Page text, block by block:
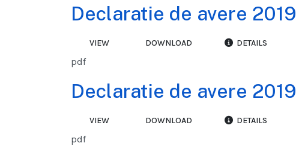
Declaratie de avere 2019
VIEW DOWNLOAD DETAILS
pdf
Declaratie de avere 2019
VIEW DOWNLOAD DETAILS
pdf